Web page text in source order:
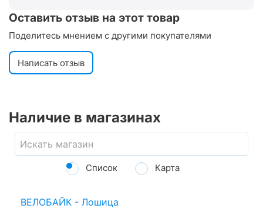
Оставить отзыв на этот товар
Поделитесь мнением с другими покупателями
Написать отзыв
Наличие в магазинах
Список Карта
ВЕЛОБАЙК - Лошица